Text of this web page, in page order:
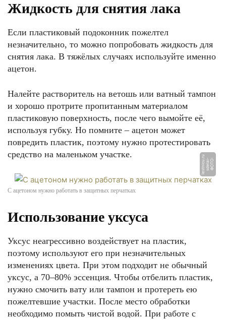
Жидкость для снятия лака
Если пластиковый подоконник пожелтел
незначительно, то можно попробовать жидкость для
снятия лака. В тяжёлых случаях используйте именно
ацетон.
Налейте растворитель на ветошь или ватный тампон
и хорошо протрите пропитанным материалом
пластиковую поверхность, после чего вымойте её,
используя губку. Но помните – ацетон может
повредить пластик, поэтому нужно протестировать
средство на маленьком участке.
Ф
О
Т
О:
s
d
el
ai
-
l
e
s
t
ni
c
u.
r
u
С ацетоном нужно работать в защитных перчатках
Использование уксуса
Уксус неагрессивно воздействует на пластик,
поэтому используют его при незначительных
изменениях цвета. При этом подходит не обычный
уксус, а 70–80% эссенция. Чтобы отбелить пластик,
нужно смочить вату или тампон и протереть ею
пожелтевшие участки. После место обработки
необходимо помыть чистой водой. При работе с